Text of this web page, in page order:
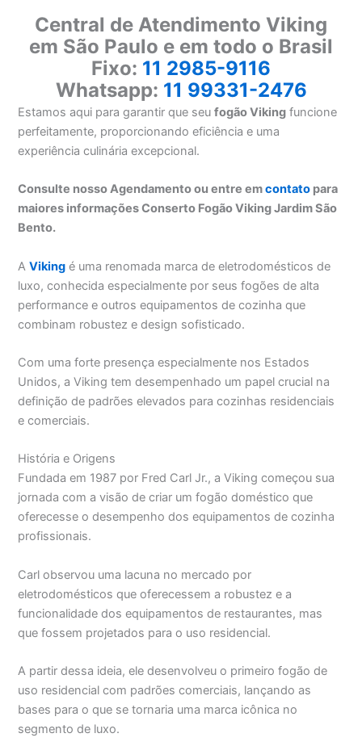
Central de Atendimento Viking
em São Paulo e em todo o Brasil
Fixo: 11 2985-9116
Whatsapp: 11 99331-2476
Estamos aqui para garantir que seufogão Viking funcione
perfeitamente, proporcionando eficiência e uma
experiência culinária excepcional.
Consulte nosso Agendamento ou entre emcontato para
maiores informações Conserto Fogão Viking Jardim São
Bento.
AViking é uma renomada marca de eletrodomésticos de
luxo, conhecida especialmente por seus fogões de alta
performance e outros equipamentos de cozinha que
combinam robustez e design sofisticado.
Com uma forte presença especialmente nos Estados
Unidos, a Viking tem desempenhado um papel crucial na
definição de padrões elevados para cozinhas residenciais
e comerciais.
História e Origens
Fundada em 1987 por Fred Carl Jr., a Viking começou sua
jornada com a visão de criar um fogão doméstico que
oferecesse o desempenho dos equipamentos de cozinha
profissionais.
Carl observou uma lacuna no mercado por
eletrodomésticos que oferecessem a robustez e a
funcionalidade dos equipamentos de restaurantes, mas
que fossem projetados para o uso residencial.
A partir dessa ideia, ele desenvolveu o primeiro fogão de
uso residencial com padrões comerciais, lançando as
bases para o que se tornaria uma marca icônica no
segmento de luxo.